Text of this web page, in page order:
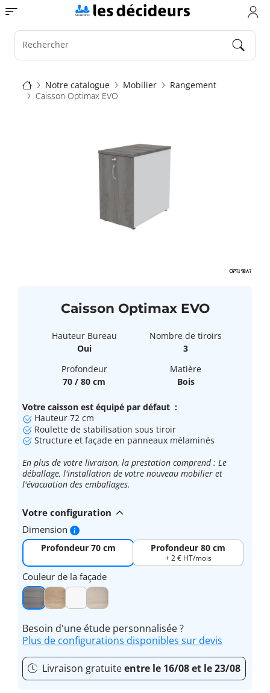
Aller
au
contenu
principal
Toggle navigation
Rechercher
Fil
d'Ariane
Notre catalogue Mobilier
Rangement
Caisson Optimax EVO
Caisson Optimax EVO
Hauteur Bureau
Oui
Nombre de tiroirs
3
Profondeur
70 / 80 cm
Matière
Bois
Votre caisson est équipé par défaut :
Hauteur 72 cm
Roulette de stabilisation sous tiroir
Structure et façade en panneaux mélaminés
En plus de votre livraison, la prestation comprend : Le
déballage, l'installation de votre nouveau mobilier et
l'évacuation des emballages.
Votre configuration
Dimension
Profondeur 70 cm Profondeur 80 cm
+ 2 € HT/mois
Couleur de la façade
Besoin d'une étude personnalisée ?
Plus de configurations disponibles sur devis
Livraison gratuiteentre le 16/08 et le 23/08